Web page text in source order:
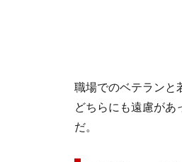
職場でのベテランと
どちらにも遠慮があ
だ。